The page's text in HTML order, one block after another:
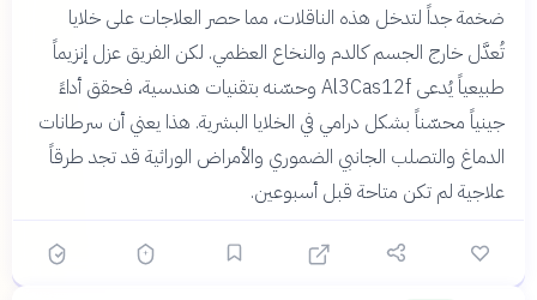
ضخمة جداً لتدخل هذه الناقلات، مما حصر العلاجات على خلايا
تُعدَّل خارج الجسم كالدم والنخاع العظمي. لكن الفريق عزل إنزيماً
طبيعياً يُدعى Al3Cas12f وحسّنه بتقنيات هندسية، فحقق أداءً
جينياً محسّناً بشكل درامي في الخلايا البشرية. هذا يعني أن سرطانات
الدماغ والتصلب الجانبي الضموري والأمراض الوراثية قد تجد طرقاً
علاجية لم تكن متاحة قبل أسبوعين.